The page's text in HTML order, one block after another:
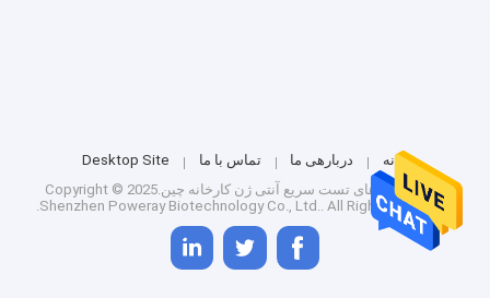
خانه دربارهی ما تماس با ما
Desktop Site
کیفیتکیت های تست سریع آنتی ژن
کارخانه چین.Copyright © 2025
Shenzhen Poweray Biotechnology Co., Ltd.. All Rights Reserved.